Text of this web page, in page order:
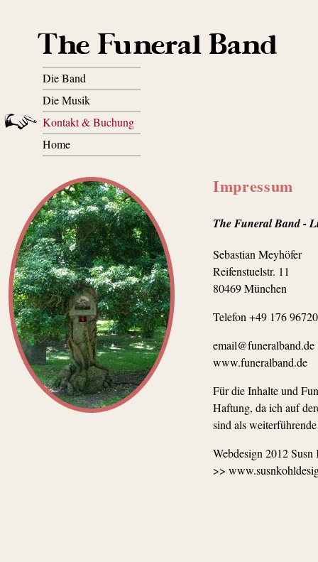
The Funeral Band
Die Band
Die Musik
Kontakt & Buchung
Home
Impressum
The Funeral Band -
Sebastian Meyhöfer
Reifenstuelstr. 11
80469 München
Telefon +49 176
email@funeralband.de
www.funeralband.de
Für die Inhalte und
Haftung, da ich auf
sind als
Webdesign 2012
>>